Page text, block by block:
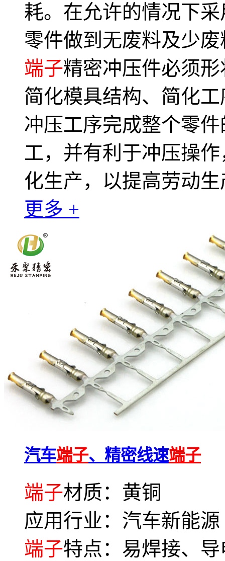
耗。在允许的情况下
零件做到无废料及少
端子精密冲压件必须
简化模具结构、简化
冲压工序完成整个零
工，并有利于冲压操
化生产，以提高劳动
更多 +
汽车端子、精密线速端子
端子材质：黄铜
应用行业：汽车新能源
端子特点：易焊接、